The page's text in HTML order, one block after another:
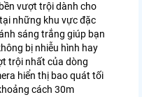
vượt trội dành cho
những khu vực đặc
sáng trắng giúp bạn
bị nhiễu hình hay
trội nhất của dòng
hiển thị bao quát tối
cách 30m